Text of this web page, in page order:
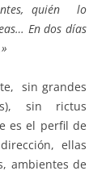
quién lo
En dos días
sin grandes
sin rictus
es el perfil de
ellas
ambientes de